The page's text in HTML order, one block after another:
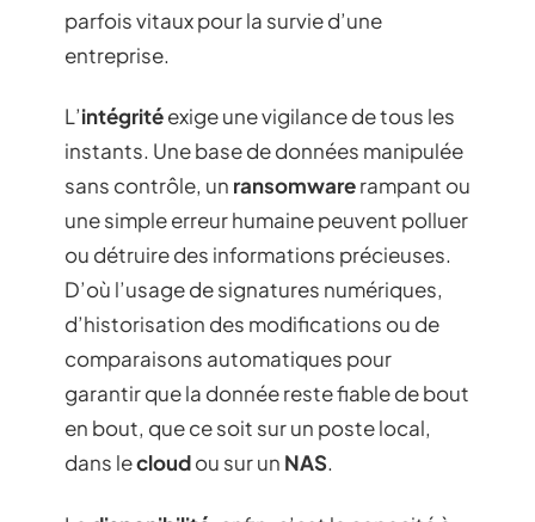
parfois vitaux pour la survie d’une
entreprise.
L’intégritéexige une vigilance de tous les
instants. Une base de données manipulée
sans contrôle, un ransomwarerampant ou
une simple erreur humaine peuvent polluer
ou détruire des informations précieuses.
D’où l’usage de signatures numériques,
d’historisation des modifications ou de
comparaisons automatiques pour
garantir que la donnée reste fiable de bout
en bout, que ce soit sur un poste local,
dans lecloudou sur un NAS.